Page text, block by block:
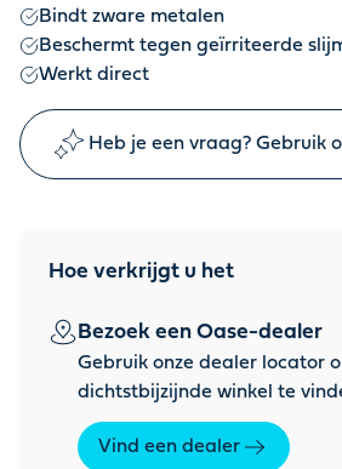
Bindt zware metalen
Beschermt tegen geïrriteerde
Werkt direct
Heb je een vraag? Gebruik
Hoe verkrijgt u het
Bezoek een Oase-dealer
Gebruik onze dealer locator
dichtstbijzijnde winkel te
Vind een dealer